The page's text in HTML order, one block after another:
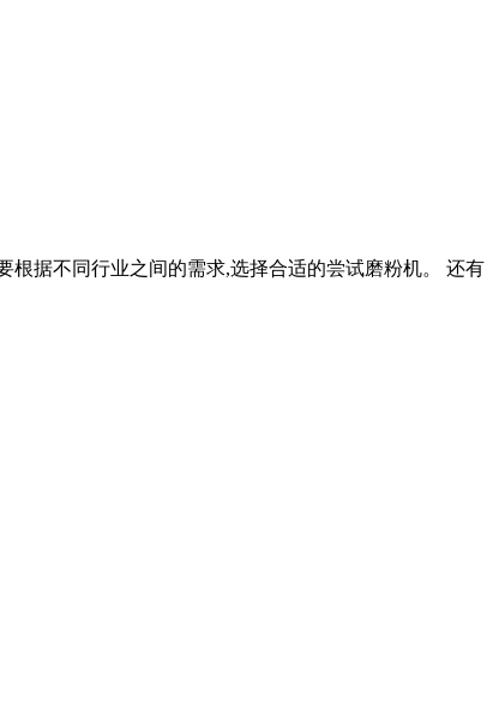
据不同行业之间的需求,选择合适的尝试磨粉机。 还有